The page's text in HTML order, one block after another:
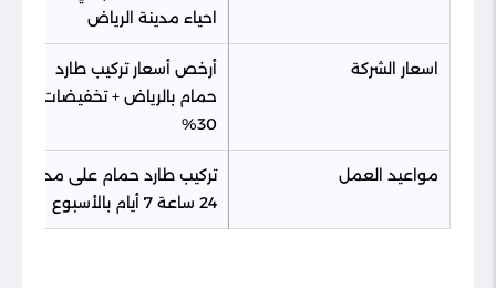
احياء مدينة الرياض
اسعار الشركة
أرخص أسعار تركيب طارد
حمام بالرياض + تخفيضات
30%
مواعيد العمل
تركيب طارد حمام على مدار
24 ساعة 7 أيام بالأسبوع